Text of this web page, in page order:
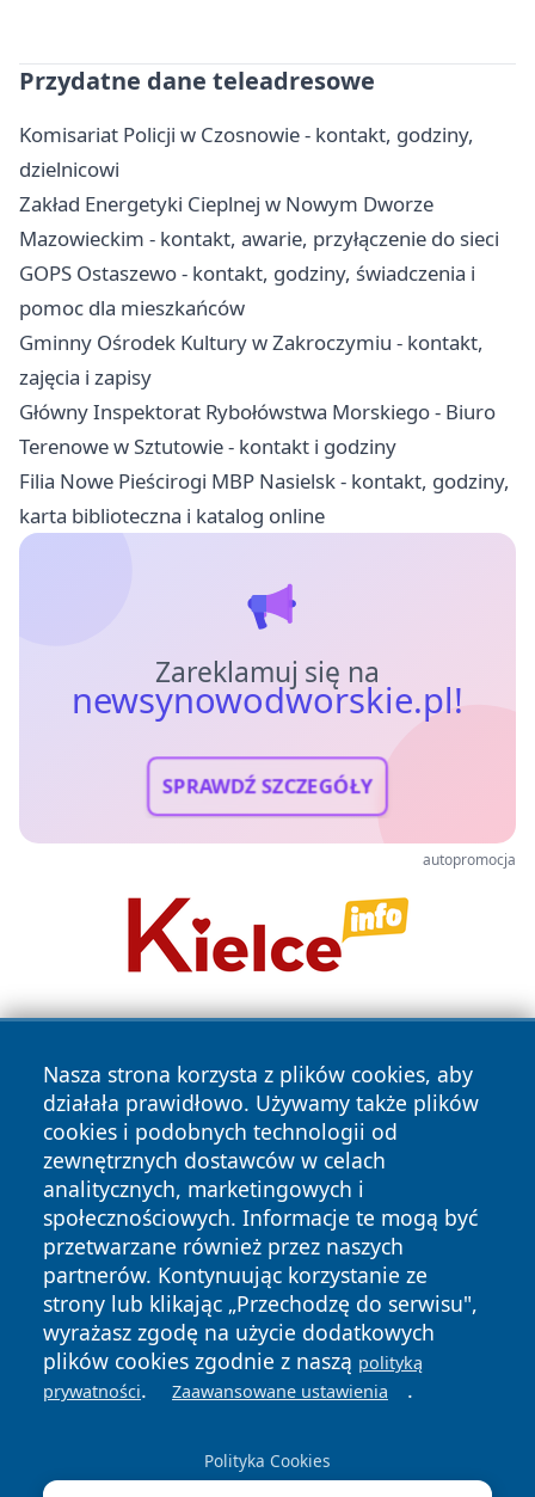
Przydatne dane teleadresowe
Komisariat Policji w Czosnowie - kontakt, godziny,
dzielnicowi
Zakład Energetyki Cieplnej w Nowym Dworze
Mazowieckim - kontakt, awarie, przyłączenie do sieci
GOPS Ostaszewo - kontakt, godziny, świadczenia i
pomoc dla mieszkańców
Gminny Ośrodek Kultury w Zakroczymiu - kontakt,
zajęcia i zapisy
Główny Inspektorat Rybołówstwa Morskiego - Biuro
Terenowe w Sztutowie - kontakt i godziny
Filia Nowe Pieścirogi MBP Nasielsk - kontakt, godziny,
karta biblioteczna i katalog online
Zareklamuj się na
newsynowodworskie.pl!
SPRAWDŹ SZCZEGÓŁY
autopromocja
Nasza strona korzysta z plików cookies, aby
działała prawidłowo. Używamy także plików
cookies i podobnych technologii od
zewnętrznych dostawców w celach
analitycznych, marketingowych i
społecznościowych. Informacje te mogą być
przetwarzane również przez naszych
partnerów. Kontynuując korzystanie ze
strony lub klikając „Przechodzę do serwisu",
wyrażasz zgodę na użycie dodatkowych
plików cookies zgodnie z naszą polityką
prywatności. Zaawansowane ustawienia .
Polityka Cookies
Copyright © 2026 newsynowodworskie.pl Wszystkie prawa
zastrzeżone.
News Autorzy
Polityka
Prywatności
Polityka
Cookies